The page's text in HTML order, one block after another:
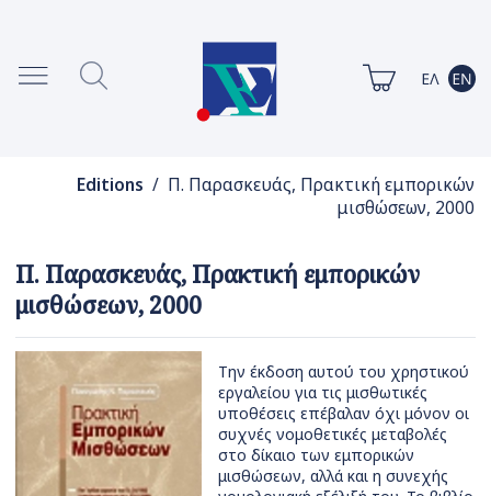
Editions / Π. Παρασκευάς, Πρακτική εμπορικών
μισθώσεων, 2000
Π. Παρασκευάς, Πρακτική εμπορικών
μισθώσεων, 2000
Την έκδοση αυτού του χρηστικού
εργαλείου για τις μισθωτικές
υποθέσεις επέβαλαν όχι μόνον οι
συχνές νομοθετικές μεταβολές
στο δίκαιο των εμπορικών
μισθώσεων, αλλά και η συνεχής